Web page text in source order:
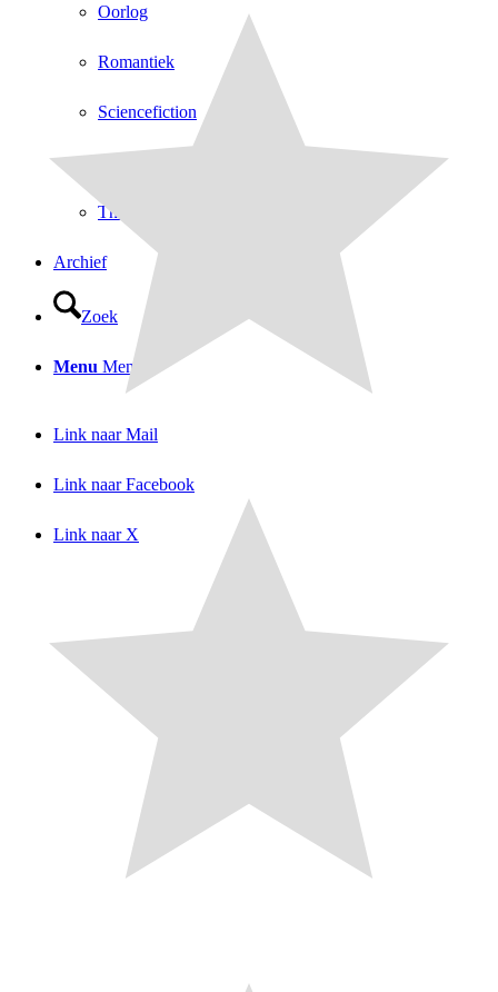
Oorlog
Romantiek
Sciencefiction
Thriller
Archief
Zoek
Menu Menu
Link naar Mail
Link naar Facebook
Link naar X